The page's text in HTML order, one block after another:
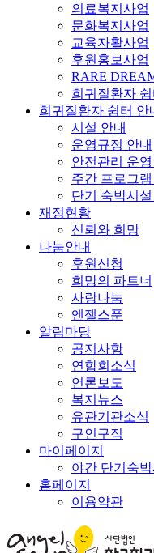
의료복지사업
문화복지사업
교육자활사업
후원홍보사업
RARE
희귀질환자
희귀질환자 쉼터 안
시설 안내
운영규정 안내
안전관리 운
주간 프로그
단기 숙박시
재정현황
신뢰와 희망
나눔안내
후원신청
희망의 파트너
사랑나눔
엔젤스푼
알림마당
공지사항
연합회소식
언론보도
복지뉴스
유관기관소식
구인구직
마이페이지
야간 단기숙
홈페이지
이용약관